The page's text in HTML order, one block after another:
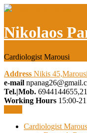
Nikolaos
Cardiologist Marousi
Address Nikis 45,Marousi
e-mail
Tel.|Mob.
Working Hours 15:00-
Cardiologist